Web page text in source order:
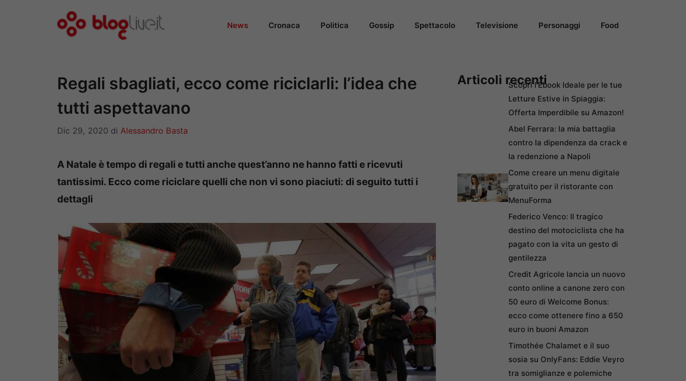
News Cronaca Politica Gossip Spettacolo Televisione Personaggi Food
Regali sbagliati, ecco come riciclarli: l’idea che
tutti aspettavano
Dic 29, 2020 di Alessandro Basta
A Natale è tempo di regali e tutti anche quest’anno ne hanno fatti e ricevuti
tantissimi. Ecco come riciclare quelli che non vi sono piaciuti: di seguito tutti i
dettagli
Articoli recentiScopri l’Ebook Ideale per le tue
Letture Estive in Spiaggia:
Offerta Imperdibile su Amazon!
Abel Ferrara: la mia battaglia
contro la dipendenza da crack e
la redenzione a Napoli
Come creare un menu digitale
gratuito per il ristorante con
MenuForma
Federico Venco: Il tragico
destino del motociclista che ha
pagato con la vita un gesto di
gentilezza
Credit Agricole lancia un nuovo
conto online a canone zero con
50 euro di Welcome Bonus:
ecco come ottenere fino a 650
euro in buoni Amazon
Timothée Chalamet e il suo
sosia su OnlyFans: Eddie Veyro
tra somiglianze e polemiche